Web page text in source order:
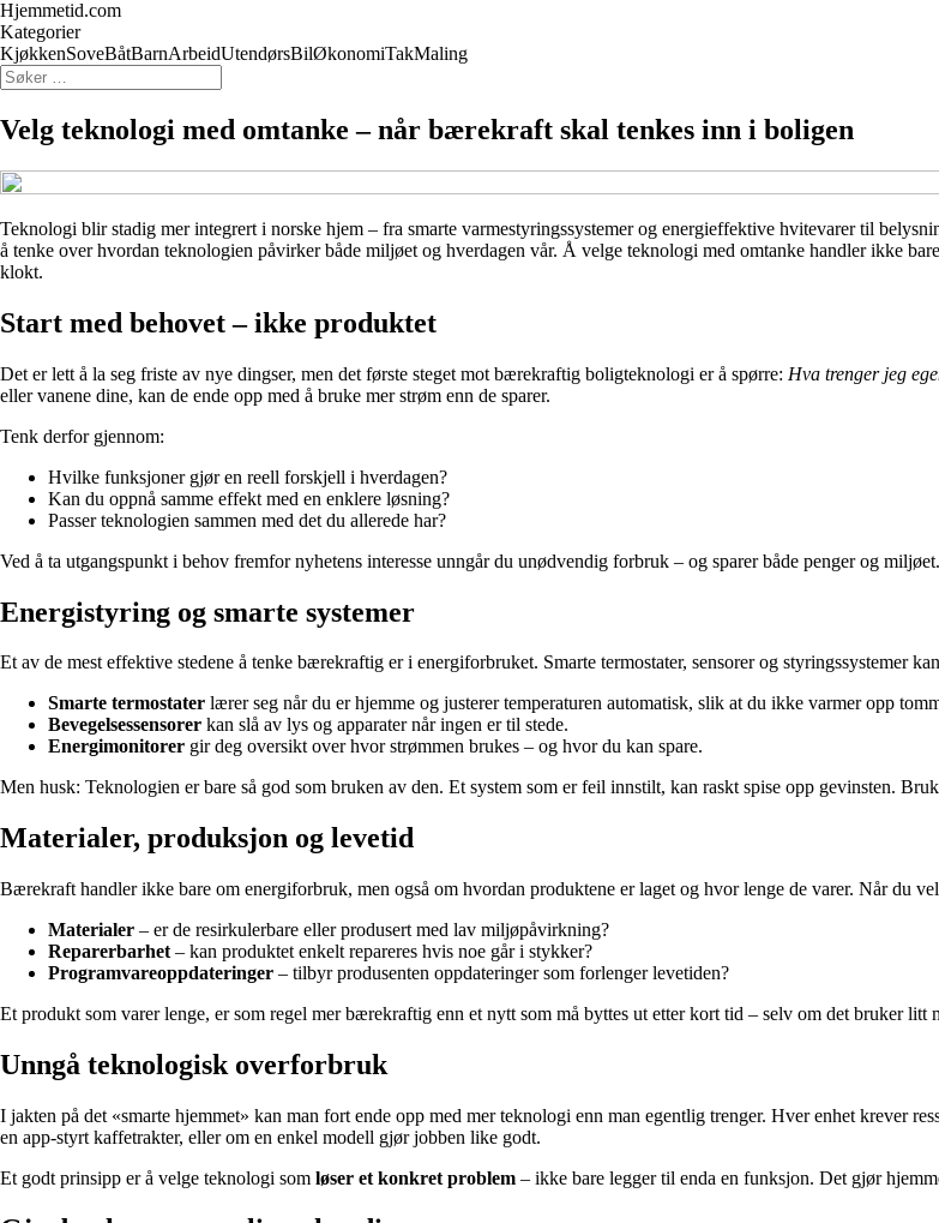
Hjemmetid.com
Kategorier
KjøkkenSoveBåtBarnArbeidUtendørsBilØkonomiTakMaling
Velg teknologi med omtanke – når bærekraft skal tenkes inn i boligen
Teknologi blir stadig mer integrert i norske hjem – fra smarte varmestyringssystemer og energieffektive hvitevarer til
å tenke over hvordan teknologien påvirker både miljøet og hverdagen vår. Å velge teknologi med omtanke handler ikke
klokt.
Start med behovet – ikke produktet
Det er lett å la seg friste av nye dingser, men det første steget mot bærekraftig boligteknologi er å spørre: Hva trenger jeg
eller vanene dine, kan de ende opp med å bruke mer strøm enn de sparer.
Tenk derfor gjennom:
Hvilke funksjoner gjør en reell forskjell i hverdagen?
Kan du oppnå samme effekt med en enklere løsning?
Passer teknologien sammen med det du allerede har?
Ved å ta utgangspunkt i behov fremfor nyhetens interesse unngår du unødvendig forbruk – og sparer både penger og miljøet.
Energistyring og smarte systemer
Et av de mest effektive stedene å tenke bærekraftig er i energiforbruket. Smarte termostater, sensorer og styringssystemer
Smarte termostater lærer seg når du er hjemme og justerer temperaturen automatisk, slik at du ikke varmer opp
Bevegelsessensorer kan slå av lys og apparater når ingen er til stede.
Energimonitorer gir deg oversikt over hvor strømmen brukes – og hvor du kan spare.
Men husk: Teknologien er bare så god som bruken av den. Et system som er feil innstilt, kan raskt spise opp gevinsten.
Materialer, produksjon og levetid
Bærekraft handler ikke bare om energiforbruk, men også om hvordan produktene er laget og hvor lenge de varer. Når du
Materialer – er de resirkulerbare eller produsert med lav miljøpåvirkning?
Reparerbarhet – kan produktet enkelt repareres hvis noe går i stykker?
Programvareoppdateringer – tilbyr produsenten oppdateringer som forlenger levetiden?
Et produkt som varer lenge, er som regel mer bærekraftig enn et nytt som må byttes ut etter kort tid – selv om det bruker litt
Unngå teknologisk overforbruk
I jakten på det «smarte hjemmet» kan man fort ende opp med mer teknologi enn man egentlig trenger. Hver enhet krever
en app-styrt kaffetrakter, eller om en enkel modell gjør jobben like godt.
Et godt prinsipp er å velge teknologi som løser et konkret problem – ikke bare legger til enda en funksjon. Det gjør